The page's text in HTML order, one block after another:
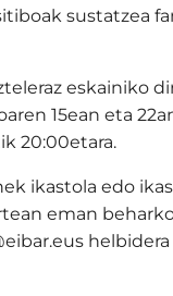
sustatzea
eskainiko
15ean eta
20:00etara.
ikastola edo
eman